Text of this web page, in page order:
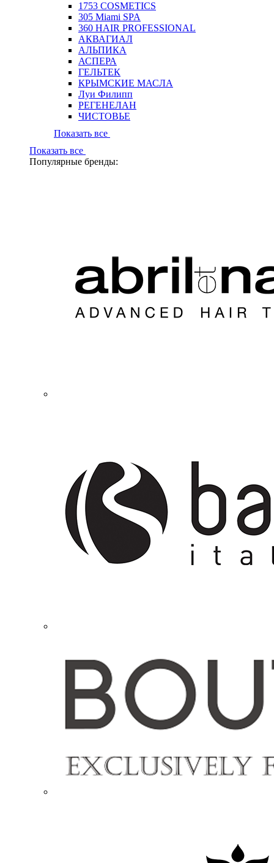
1753 COSMETICS
305 Miami SPA
360 HAIR PROFESSIONAL
АКВАГИАЛ
АЛЬПИКА
АСПЕРА
ГЕЛЬТЕК
КРЫМСКИЕ МАСЛА
Луи Филипп
РЕГЕНЕЛАН
ЧИСТОВЬЕ
Показать все
Показать все
Популярные бренды: